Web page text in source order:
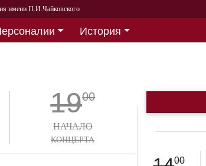
имени П.И.Чайковского
История
1900
НАЧАЛО
КОНЦЕРТА
00